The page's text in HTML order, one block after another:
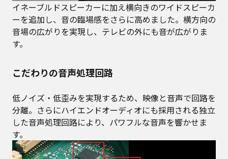
イネーブルドスピーカーに加え横向きのワイドスピーカ
ーを追加し、音の臨場感をさらに高めました。横方向の
音場の広がりを実現し、テレビの外にも音が広がりま
す。
こだわりの音声処理回路
低ノイズ・低歪みを実現するため、映像と音声で回路を
分離。さらにハイエンドオーディオにも採用される独立
した音声処理回路により、パワフルな音声を響かせま
す。